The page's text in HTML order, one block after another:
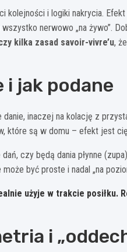
kolejności i logiki nakrycia.
nerwowo „na żywo”.
kilka zasad savoir-vivre’u,
i jak podane
danie, inaczej na kolację z
które są w domu – efekt jest
czy będą dania płynne
być proste i nadal „na
użyje w trakcie posiłku.
i